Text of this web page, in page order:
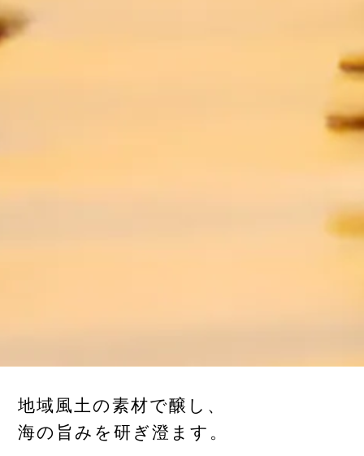
地域風土の素材で醸し、
海の旨みを研ぎ澄ます。